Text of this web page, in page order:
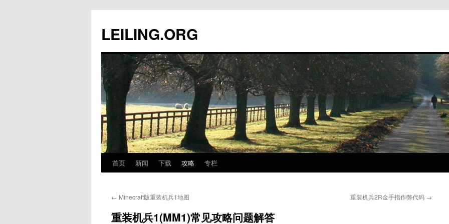
文
LEILING.ORG
首页 新闻 下载 攻略 专栏
← Minecraft版重装机兵1地图 重装机兵2R金手指作弊代码 →
重装机兵1(MM1)常见攻略问题解答